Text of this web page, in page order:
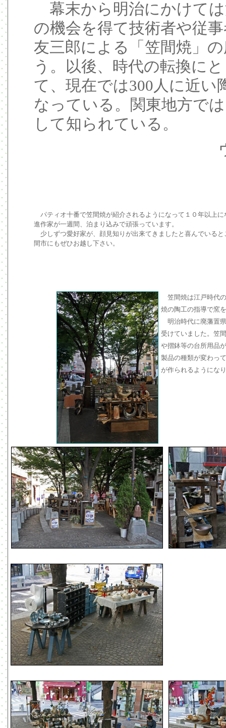
幕末から明治にかけて
の機会を得て技術者や従
友三郎による「笠間焼」
う。以後、時代の転換に
て、現在では300人に近い
なっている。関東地方で
して知られている。
パティオ十番で笠間焼が紹介されるようになって１０年以上
進作家が一週間、泊まり込みで頑張っています。
少しずつ愛好家が、顔見知りが出来てきましたと喜んでいると
間市にもぜひお越し下さい。
笠間焼は江戸時代
焼の陶工の指導で窯
明治時代に廃藩置
受けていました。笠
や摺鉢等の台所用品
製品の種類が変わっ
が作られるようにな